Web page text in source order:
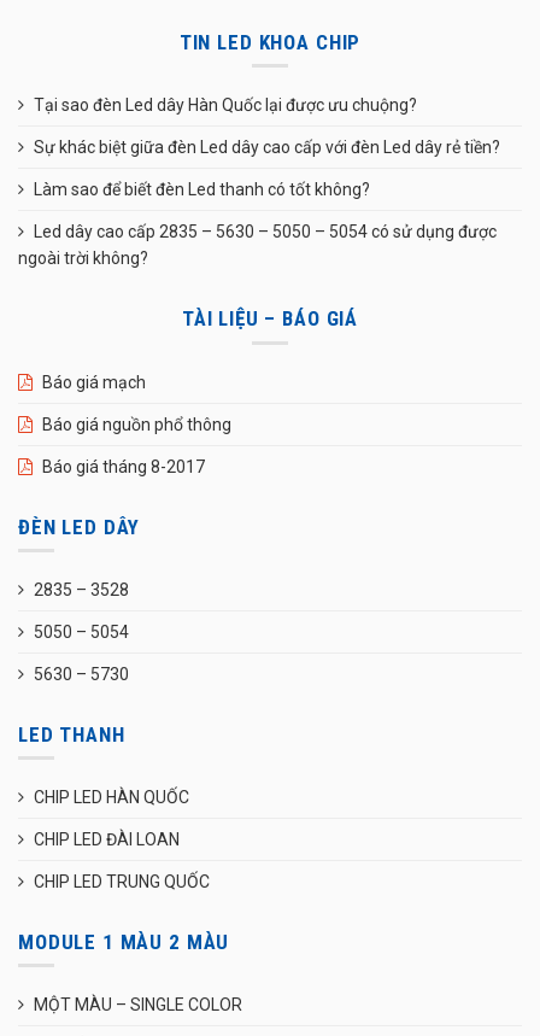
TIN LED KHOA CHIP
Tại sao đèn Led dây Hàn Quốc lại được ưu chuộng?
Sự khác biệt giữa đèn Led dây cao cấp với đèn Led dây rẻ tiền?
Làm sao để biết đèn Led thanh có tốt không?
Led dây cao cấp 2835 – 5630 – 5050 – 5054 có sử dụng được
ngoài trời không?
TÀI LIỆU – BÁO GIÁ
Báo giá mạch
Báo giá nguồn phổ thông
Báo giá tháng 8-2017
ĐÈN LED DÂY
2835 – 3528
5050 – 5054
5630 – 5730
LED THANH
CHIP LED HÀN QUỐC
CHIP LED ĐÀI LOAN
CHIP LED TRUNG QUỐC
MODULE 1 MÀU 2 MÀU
MỘT MÀU – SINGLE COLOR